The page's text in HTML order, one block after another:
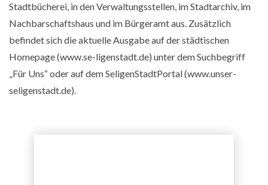
Stadtbücherei, in den Verwaltungsstellen, im Stadtarchiv, im
Nachbarschaftshaus und im Bürgeramt aus. Zusätzlich
befindet sich die aktuelle Ausgabe auf der städtischen
Homepage (www.se-ligenstadt.de) unter dem Suchbegriff
„Für Uns“ oder auf dem SeligenStadtPortal (www.unser-
seligenstadt.de).